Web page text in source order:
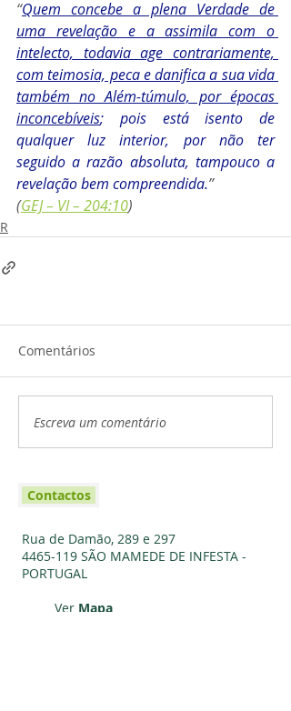
“Quem concebe a plena Verdade de
uma revelação e a assimila com o
intelecto, todavia age contrariamente,
com teimosia, peca e danifica a sua vida
também no Além-túmulo, por épocas
inconcebíveis; pois está isento de
qualquer luz interior, por não ter
seguido a razão absoluta, tampouco a
revelação bem compreendida.”
(GEJ – VI – 204:10)
R
Comentários
Escreva um comentário
Contactos
Rua de Damão, 289 e 297
4465-119 SÃO MAMEDE DE INFESTA -
PORTUGAL
Ver Mapa